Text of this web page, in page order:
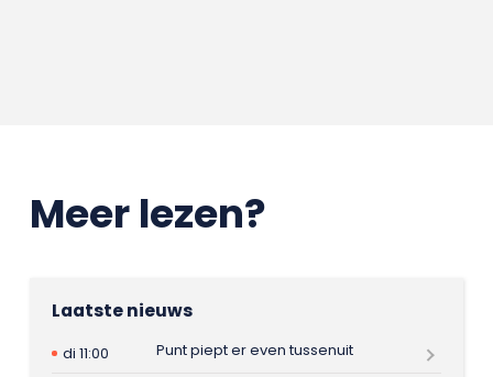
Meer lezen?
Laatste nieuws
di 11:00
Punt piept er even tussenuit